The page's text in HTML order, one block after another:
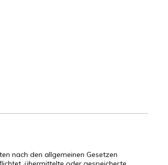
nach den allgemeinen Gesetzen